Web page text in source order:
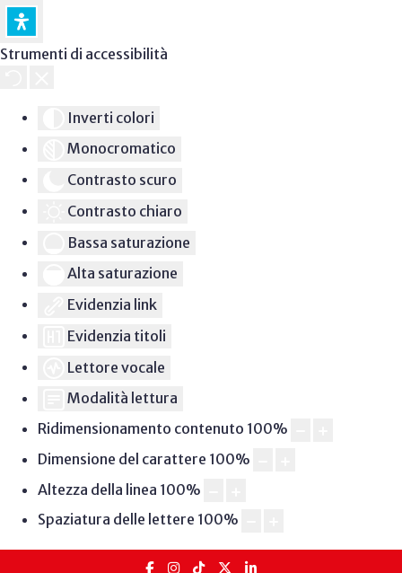
Strumenti di accessibilità
Inverti colori
Monocromatico
Contrasto scuro
Contrasto chiaro
Bassa saturazione
Alta saturazione
Evidenzia link
Evidenzia titoli
Lettore vocale
Modalità lettura
Ridimensionamento contenuto 100%
Dimensione del carattere 100%
Altezza della linea 100%
Spaziatura delle lettere 100%